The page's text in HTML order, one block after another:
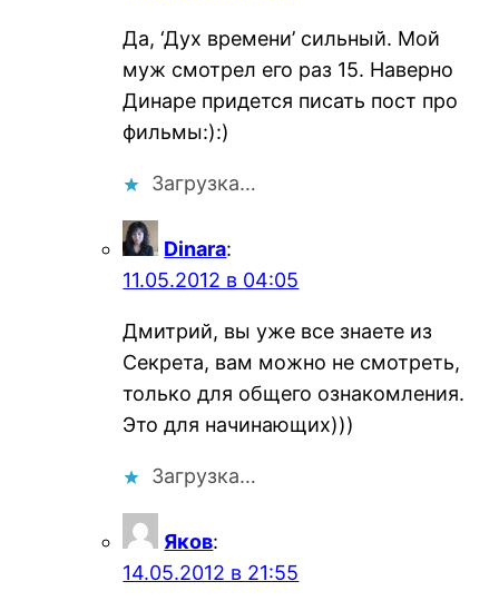
Да, ‘Дух времени’ сильный. Мой
муж смотрел его раз 15. Наверно
Динаре придется писать пост про
фильмы:):)
Загрузка…
Dinara:
11.05.2012 в 04:05
Дмитрий, вы уже все знаете из
Секрета, вам можно не смотреть,
только для общего ознакомления.
Это для начинающих)))
Загрузка…
Яков:
14.05.2012 в 21:55